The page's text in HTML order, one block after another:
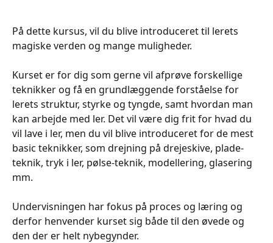
På dette kursus, vil du blive introduceret til lerets
magiske verden og mange muligheder.
Kurset er for dig som gerne vil afprøve forskellige
teknikker og få en grundlæggende forståelse for
lerets struktur, styrke og tyngde, samt hvordan man
kan arbejde med ler. Det vil være dig frit for hvad du
vil lave i ler, men du vil blive introduceret for de mest
basic teknikker, som drejning på drejeskive, plade-
teknik, tryk i ler, pølse-teknik, modellering, glasering
mm.
Undervisningen har fokus på proces og læring og
derfor henvender kurset sig både til den øvede og
den der er helt nybegynder.